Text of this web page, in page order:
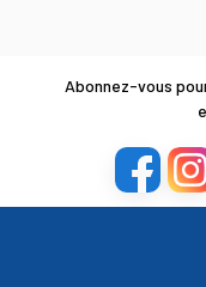
Abonnez-vous